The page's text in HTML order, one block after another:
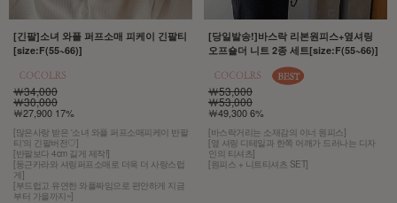
[긴팔]소녀 와플 퍼프소매 피케이 긴팔티
[size:F(55~66)]
￦34,000
￦30,000
￦27,900 17%
[많은사랑 받은 '소녀 와플 퍼프소매피케이 반팔
티'의 긴팔버전♡]
[반팔보다 4cm 길게 제작!]
[둥근카라와 셔링퍼프소매로 더욱 더 사랑스럽
게]
[부드럽고 유연한 와플짜임으로 편안하게 지금
부터 가을까지~]
[당일발송!]바스락 리본원피스+옆셔링
오프숄더 니트 2종 세트[size:F(55~66)]
￦53,000
￦53,000
￦49,300 6%
[바스락거리는 소재감의 이너 원피스]
[옆 셔링 디테일과 한쪽 어깨가 드러나는 디자
인의 티셔츠]
[원피스 + 니트티셔츠 SET]